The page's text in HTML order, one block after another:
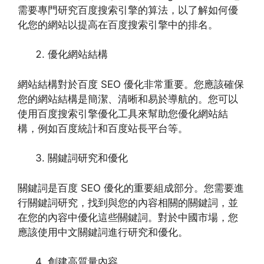
需要專門研究百度搜索引擎的算法，以了解如何優
化您的網站以提高在百度搜索引擎中的排名。
優化網站結構
網站結構對於百度 SEO 優化非常重要。您應該確保
您的網站結構是簡潔、清晰和易於導航的。您可以
使用百度搜索引擎優化工具來幫助您優化網站結
構，例如百度統計和百度站長平台等。
關鍵詞研究和優化
關鍵詞是百度 SEO 優化的重要組成部分。您需要進
行關鍵詞研究，找到與您的內容相關的關鍵詞，並
在您的內容中優化這些關鍵詞。對於中國市場，您
應該使用中文關鍵詞進行研究和優化。